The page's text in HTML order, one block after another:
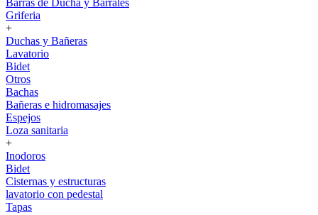
Barras de Ducha y Barrales
Griferia
+
Duchas y Bañeras
Lavatorio
Bidet
Otros
Bachas
Bañeras e hidromasajes
Espejos
Loza sanitaria
+
Inodoros
Bidet
Cisternas y estructuras
lavatorio con pedestal
Tapas